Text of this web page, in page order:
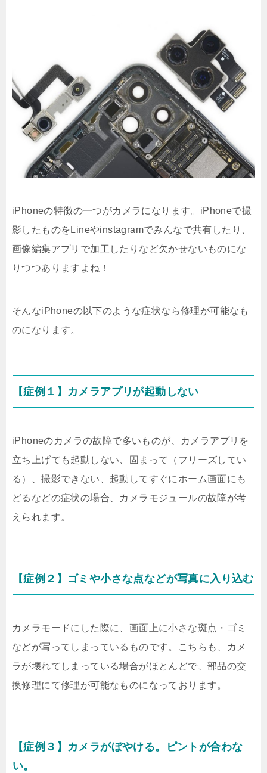
iPhoneの特徴の一つがカメラになります。iPhoneで撮
影したものをLineやinstagramでみんなで共有したり、
画像編集アプリで加工したりなど欠かせないものにな
りつつありますよね！
そんなiPhoneの以下のような症状なら修理が可能なも
のになります。
【症例１】カメラアプリが起動しない
iPhoneのカメラの故障で多いものが、カメラアプリを
立ち上げても起動しない、固まって（フリーズしてい
る）、撮影できない、起動してすぐにホーム画面にも
どるなどの症状の場合、カメラモジュールの故障が考
えられます。
【症例２】ゴミや小さな点などが写真に入り込む
カメラモードにした際に、画面上に小さな斑点・ゴミ
などが写ってしまっているものです。こちらも、カメ
ラが壊れてしまっている場合がほとんどで、部品の交
換修理にて修理が可能なものになっております。
【症例３】カメラがぼやける。ピントが合わな
い。